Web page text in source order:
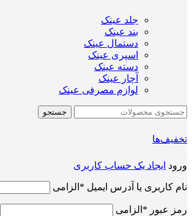
جلد عینک
بند عینک
دستمال عینک
اسپری عینک
دسته عینک
آچار عینک
لوازم مصرفی عینک
جستجو
تخفیف‌ها
ورود ایجاد یک حساب کاربری
نام کاربری یا آدرس ایمیل * الزامی
رمز عبور * الزامی